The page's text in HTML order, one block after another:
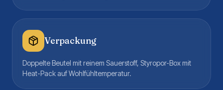
Verpackung
Doppelte Beutel mit reinem Sauerstoff, Styropor-Box mit
Heat-Pack auf Wohlfühltemperatur.